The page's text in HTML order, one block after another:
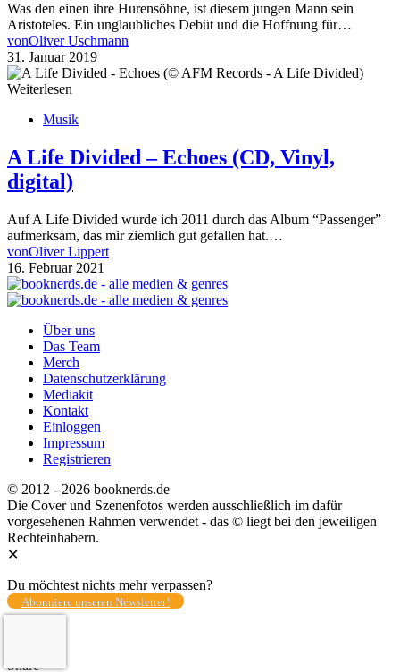
Was den einen ihre Hurensöhne, ist diesem jungen Mann sein
Aristoteles. Ein unglaubliches Debüt und die Hoffnung für…
vonOliver Uschmann
31. Januar 2019
Weiterlesen
Musik
A Life Divided – Echoes (CD, Vinyl,
digital)
Auf A Life Divided wurde ich 2011 durch das Album “Passenger”
aufmerksam, das mir ziemlich gut gefallen hat.…
vonOliver Lippert
16. Februar 2021
Über uns
Das Team
Merch
Datenschutzerklärung
Mediakit
Kontakt
Einloggen
Impressum
Registrieren
© 2012 - 2026 booknerds.de
Die Cover und Szenenfotos werden ausschließlich im dafür
vorgesehenen Rahmen verwendet - das © liegt bei den jeweiligen
Rechteinhabern.
✕
Du möchtest nichts mehr verpassen?
Abonniere unseren Newsletter!
Share